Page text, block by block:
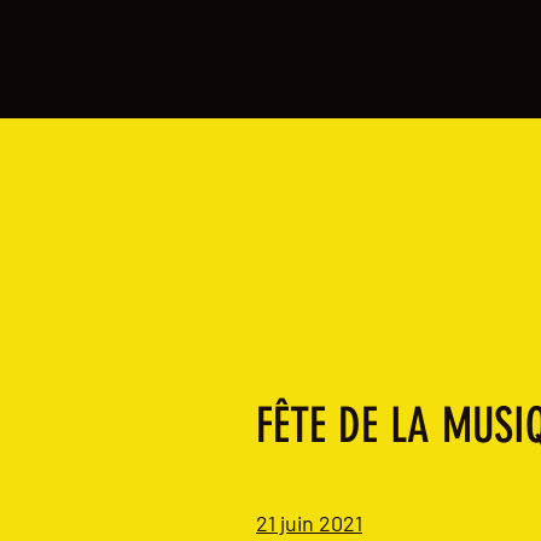
FÊTE DE LA
21 juin 2021